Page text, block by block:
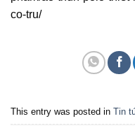
co-tru/
This entry was posted in Tin